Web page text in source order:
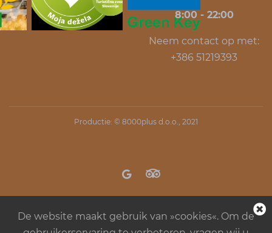
8:00 - 22:00
Neem contact op met:
+386 51219393
Productie: © 8000plus d.o.o. , 2021
De website maakt gebruik van »cookies«. Om de